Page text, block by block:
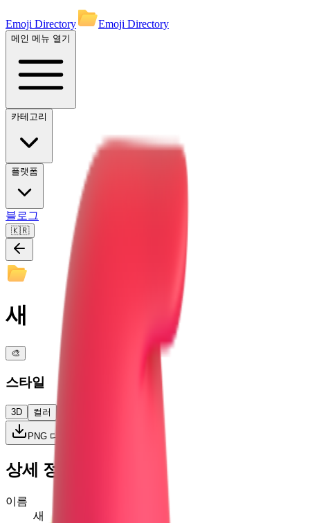
Emoji Directory Emoji Directory
메인 메뉴 열기
카테고리
플랫폼
블로그
🇰🇷
새
🎨
스타일
3D 컬러
PNG 다운로드
상세 정보
이름
새